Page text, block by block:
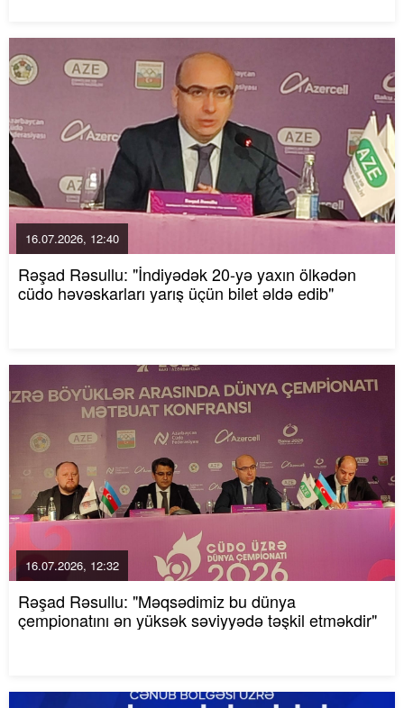
16.07.2026, 12:40
Rəşad Rəsullu: "İndiyədək 20-yə yaxın ölkədən
cüdo həvəskarları yarış üçün bilet əldə edib"
16.07.2026, 12:32
Rəşad Rəsullu: "Məqsədimiz bu dünya
çempionatını ən yüksək səviyyədə təşkil etməkdir"